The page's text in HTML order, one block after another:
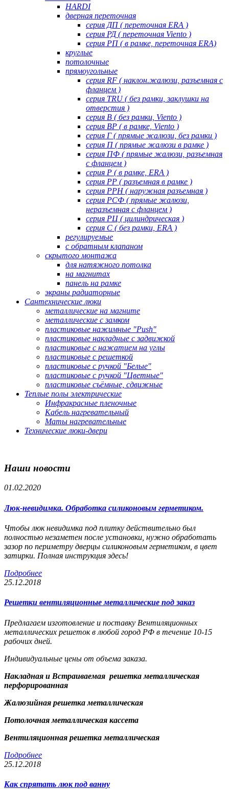
HARDI
дверная переточная
серия ДП ( переточная ERA )
серия РД ( переточная Viento )
серия РП ( в рамке, переточная ERA)
круглые
потолочные
прямоугольные
серия RF ( наклон.жалюзи, разъемная с
фланцем )
серия TRU ( без рамки, заклушки на
отверстия )
серия В ( без рамки, Viento )
серия ВР ( в рамке, Viento )
серия Г ( прямые жалюзи, без рамки )
серия П ( прямые жалюзи в рамке )
серия ПФ ( прямые жалюзи, разъемная
с фланцем )
серия Р ( в рамке, ERA )
серия РР ( разъемная в рамке )
серия РРН ( наружная разъемная )
серия РСФ ( прямые жалюзи,
неразъемная с фланцем )
серия РЦ ( цилиндрическая )
серия С ( без рамки, ERA )
регулируемые
с обратным клапаном
скрытого монтажа
для натяжного потолка
на магнитах
панель на рамке
экраны радиаторные
Сантехнические люки
металлические на магните
металлические с замком
пластиковые нажимные "Push"
пластиковые накладные с задвижкой
пластиковые с нажатием на углы
пластиковые с решеткой
пластиковые с ручкой "Белые"
пластиковые с ручкой "Цветные"
пластиковые съёмные, сдвижные
Теплые полы электрические
Инфракрасные пленочные
Кабель нагревательный
Маты нагревательные
Технические люки-двери
Наши новости
01.02.2020
Люк-невидимка. Обработка силиконовым герметиком.
Чтобы люк невидимка под плитку действительно был
полностью незаметен после установки, нужно обработать
зазор по периметру дверцы силиконовым герметиком, в цвет
затирки. Полная инструкция здесь!
Подробнее
25.12.2018
Решетки вентиляционные металлические под заказ
Предлагаем изготовление и поставку Вентиляционных
металлических решеток в любой город РФ в течение 10-15
рабочих дней.
Индивидуальные цены от объема заказа.
Накладная и Встраиваемая решетка металлическая
перфорированная
Жалюзийная решетка металлическая
Потолочная металлическая кассета
Вентиляционная решетка металлическая
Подробнее
25.12.2018
Как спрятать люк под ванну